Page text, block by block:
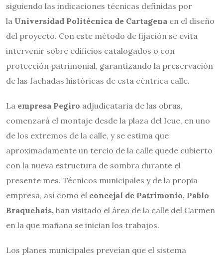
siguiendo las indicaciones técnicas definidas por
la Universidad Politécnica de Cartagena en el diseño
del proyecto. Con este método de fijación se evita
intervenir sobre edificios catalogados o con
protección patrimonial, garantizando la preservación
de las fachadas históricas de esta céntrica calle.
La empresa Pegiro adjudicataria de las obras,
comenzará el montaje desde la plaza del Icue, en uno
de los extremos de la calle, y se estima que
aproximadamente un tercio de la calle quede cubierto
con la nueva estructura de sombra durante el
presente mes. Técnicos municipales y de la propia
empresa, así como el concejal de Patrimonio, Pablo
Braquehais, han visitado el área de la calle del Carmen
en la que mañana se inician los trabajos.
Los planes municipales preveían que el sistema